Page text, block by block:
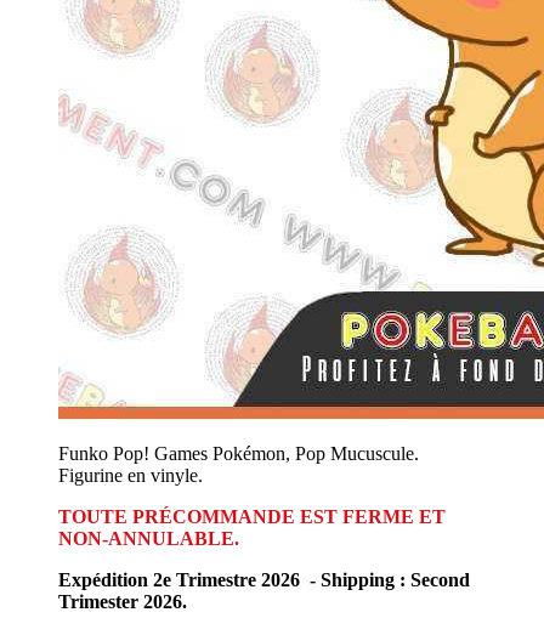
Funko Pop! Games Pokémon, Pop Mucuscule.
Figurine en vinyle.
TOUTE PRÉCOMMANDE EST FERME ET
NON-ANNULABLE.
Expédition 2e Trimestre 2026 - Shipping : Second
Trimester 2026.